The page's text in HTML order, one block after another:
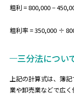
粗利 = 800,000 −
粗利率 = 350,000 ÷
三分法につい
上記の計算式は、簿
業や卸売業などで広く